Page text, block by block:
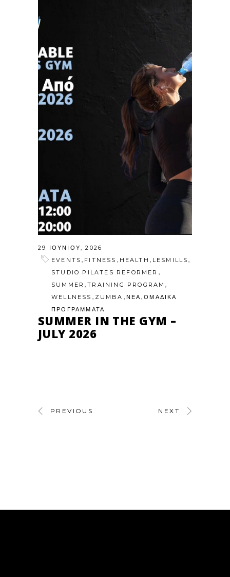
29 ΙΟΥΝΊΟΥ, 2026
EVENTS , FITNESS , HEALTH , LESMILLS ,
STUDIO PILATES REFORMER ,
SUMMER ,TRAINING PROGRAM ,
WELLNESS , ZUMBA , ΝΕΑ,ΟΜΑΔΙΚΑ
ΠΡΟΓΡΑΜΜΑΤΑ
SUMMER IN THE GYM –
JULY 2026
PREVIOUS NEXT